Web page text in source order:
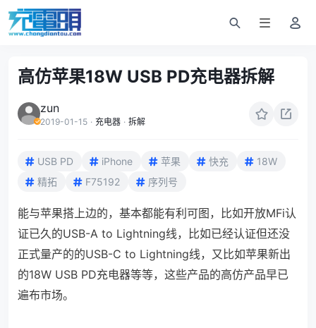
高仿苹果18W USB PD充电器拆解
zun
2019-01-15 · 充电器 · 拆解
USB PD iPhone 苹果 快充
18W
精拓
F75192 序列号
能与苹果搭上边的，基本都能有利可图，比如开放MFi认
证已久的USB-A to Lightning线，比如已经认证但还没
正式量产的的USB-C to Lightning线，又比如苹果新出
的18W USB PD充电器等等，这些产品的高仿产品早已
遍布市场。